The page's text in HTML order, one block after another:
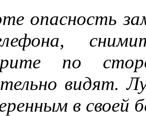
опасность
по
видят.
в своей